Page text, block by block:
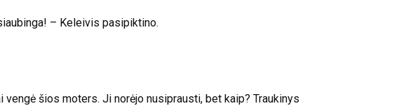
– Keleivis pasipiktino.
šios moters. Ji norėjo nusiprausti, bet kaip? Traukinys